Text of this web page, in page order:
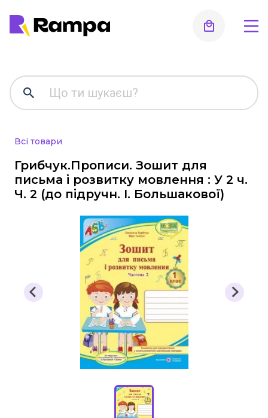
Всі товари
Грибчук.Прописи. Зошит для
письма і розвитку мовлення : У 2 ч.
Ч. 2 (до підручн. І. Большакової)
розвиток, підготовка до
школи
Робочі зошити
Стенди, оформлення інтер'єру,
роздаткові матеріали, таблиці
Інше
Методична література, все для
вихователя
Початкова школа
Підручники
Універсальна література для 1-4 класів
Методичні рекомендації, все для